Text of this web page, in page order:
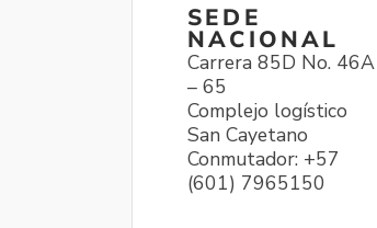
SEDE
NACIONAL
Carrera 85D No. 46A
– 65
Complejo logístico
San Cayetano
Conmutador: +57
(601) 7965150